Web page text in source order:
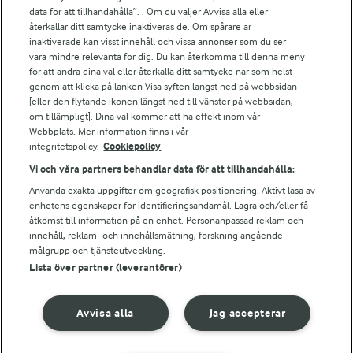
Arla.com
Falbygdens Ost
Arla webbshop
Bildbank
Följ oss
© 2026 Arla Foods
Integritetspolicy
data för att tillhandahålla”. . Om du väljer Avvisa alla eller
återkallar ditt samtycke inaktiveras de. Om spårare är
inaktiverade kan visst innehåll och vissa annonser som du ser
vara mindre relevanta för dig. Du kan återkomma till denna meny
för att ändra dina val eller återkalla ditt samtycke när som helst
genom att klicka på länken Visa syften längst ned på webbsidan
[eller den flytande ikonen längst ned till vänster på webbsidan,
om tillämpligt]. Dina val kommer att ha effekt inom vår
Webbplats. Mer information finns i vår
integritetspolicy. Cookiepolicy
Vi och våra partners behandlar data för att tillhandahålla:
Använda exakta uppgifter om geografisk positionering. Aktivt läsa av
enhetens egenskaper för identifieringsändamål. Lagra och/eller få
åtkomst till information på en enhet. Personanpassad reklam och
innehåll, reklam- och innehållsmätning, forskning angående
målgrupp och tjänsteutveckling.
Lista över partner (leverantörer)
Jag accepterar
Avvisa alla